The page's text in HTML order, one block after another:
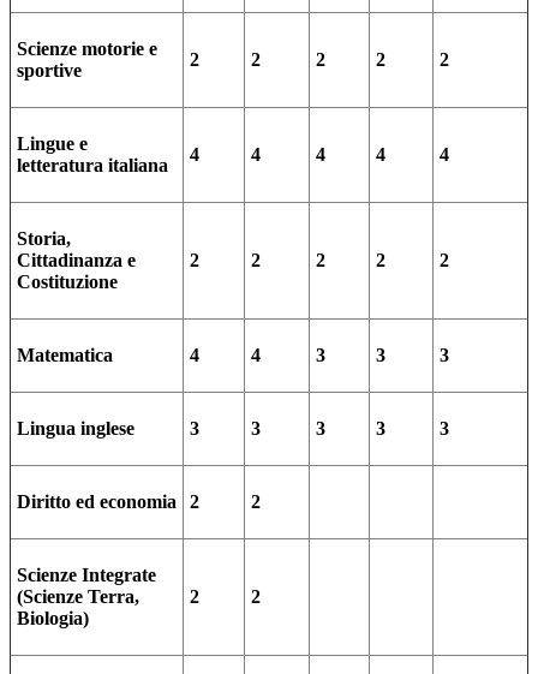
Scienze motorie e
sportive
2 2 2 2 2
Lingue e
letteratura italiana
4 4 4 4 4
Storia,
Cittadinanza e
Costituzione
2 2 2 2 2
Matematica 4 4 3 3 3
Lingua inglese 3 3 3 3 3
Diritto ed economia 2 2
Scienze Integrate
(Scienze Terra,
Biologia)
2 2